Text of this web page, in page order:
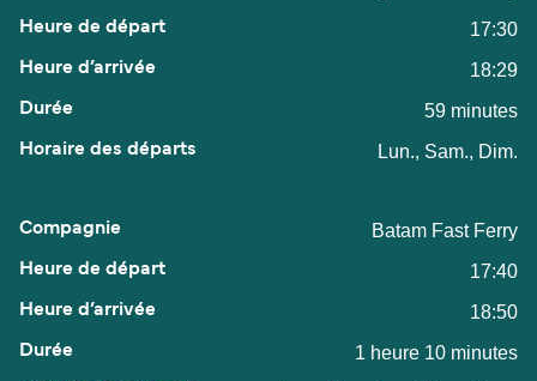
17:30
18:29
59 minutes
Lun., Sam., Dim.
Batam Fast Ferry
17:40
18:50
1 heure 10 minutes